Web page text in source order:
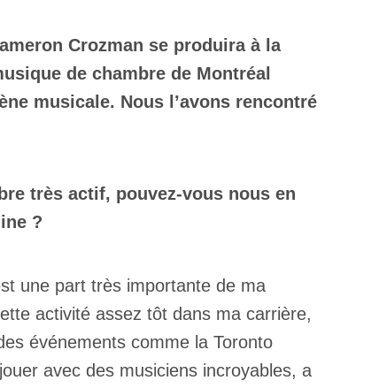
Crozman se produira à la
de chambre de Montréal
musicale. Nous l’avons rencontré
très actif, pouvez-vous nous en
?
une part très importante de ma
activité assez tôt dans ma carrière,
événements comme la Toronto
avec des musiciens incroyables, a